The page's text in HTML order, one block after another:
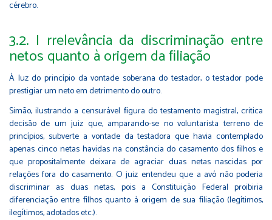
cérebro.
3.2. I rrelevância da discriminação entre
netos quanto à origem da ﬁliação
À luz do princípio da vontade soberana do testador, o testador pode
prestigiar um neto em detrimento do outro.
Simão, ilustrando a censurável ﬁgura do testamento magistral, critica
decisão de um juiz que, amparando-se no voluntarista terreno de
princípios, subverte a vontade da testadora que havia contemplado
apenas cinco netas havidas na constância do casamento dos ﬁlhos e
que propositalmente deixara de agraciar duas netas nascidas por
relações fora do casamento. O juiz entendeu que a avó não poderia
discriminar as duas netas, pois a Constituição Federal proibiria
diferenciação entre ﬁlhos quanto à origem de sua ﬁliação (legítimos,
ilegítimos, adotados etc.).